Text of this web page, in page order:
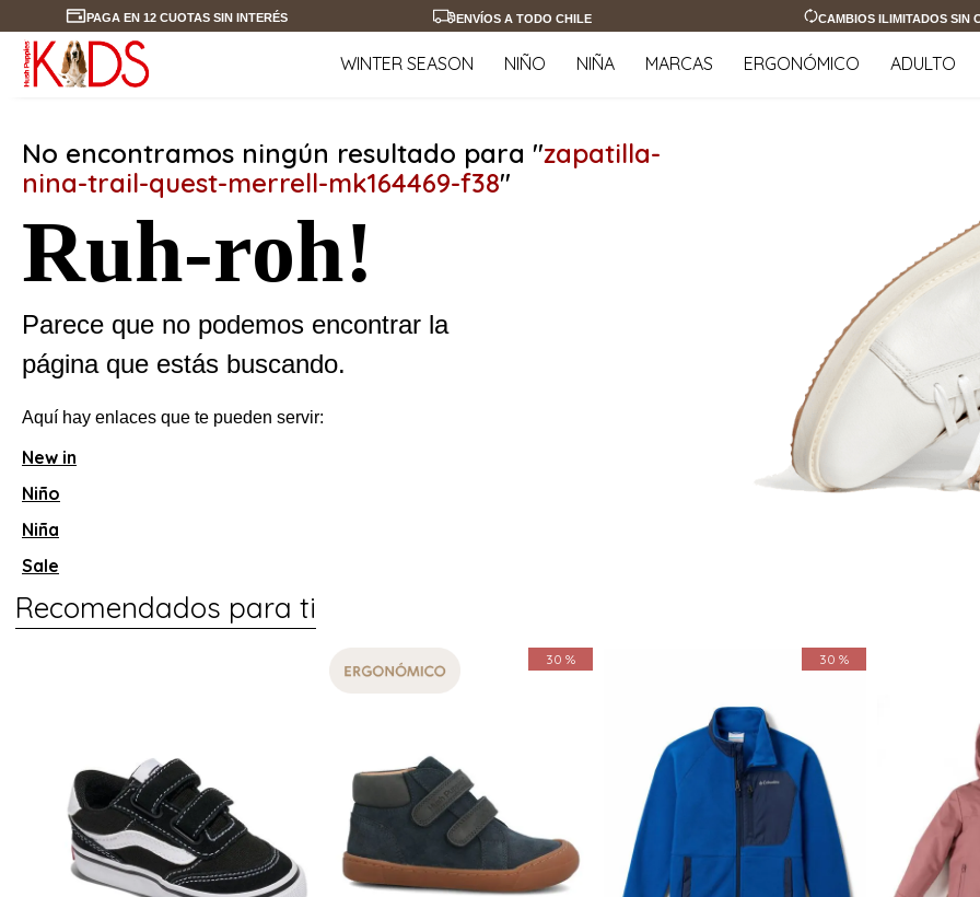
PAGA EN 12 CUOTAS SIN INTERÉS ENVÍOS A TODO CHILE CAMBIOS ILIMITADOS SIN
WINTER SEASON NIÑO NIÑA MARCAS ERGONÓMICO ADULTO
No encontramos ningún resultado para "zapatilla-
nina-trail-quest-merrell-mk164469-f38"
Ruh-roh!
Parece que no podemos encontrar la
página que estás buscando.
Aquí hay enlaces que te pueden servir:
New in
Niño
Niña
Sale
Recomendados para ti
30 % 30 %